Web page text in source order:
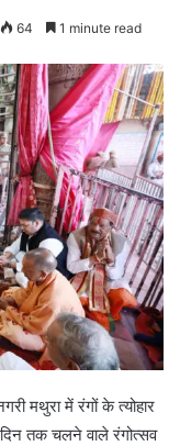
64 1 minute read
मथुरा में रंगों के त्योहार
तक चलने वाले रंगोत्सव